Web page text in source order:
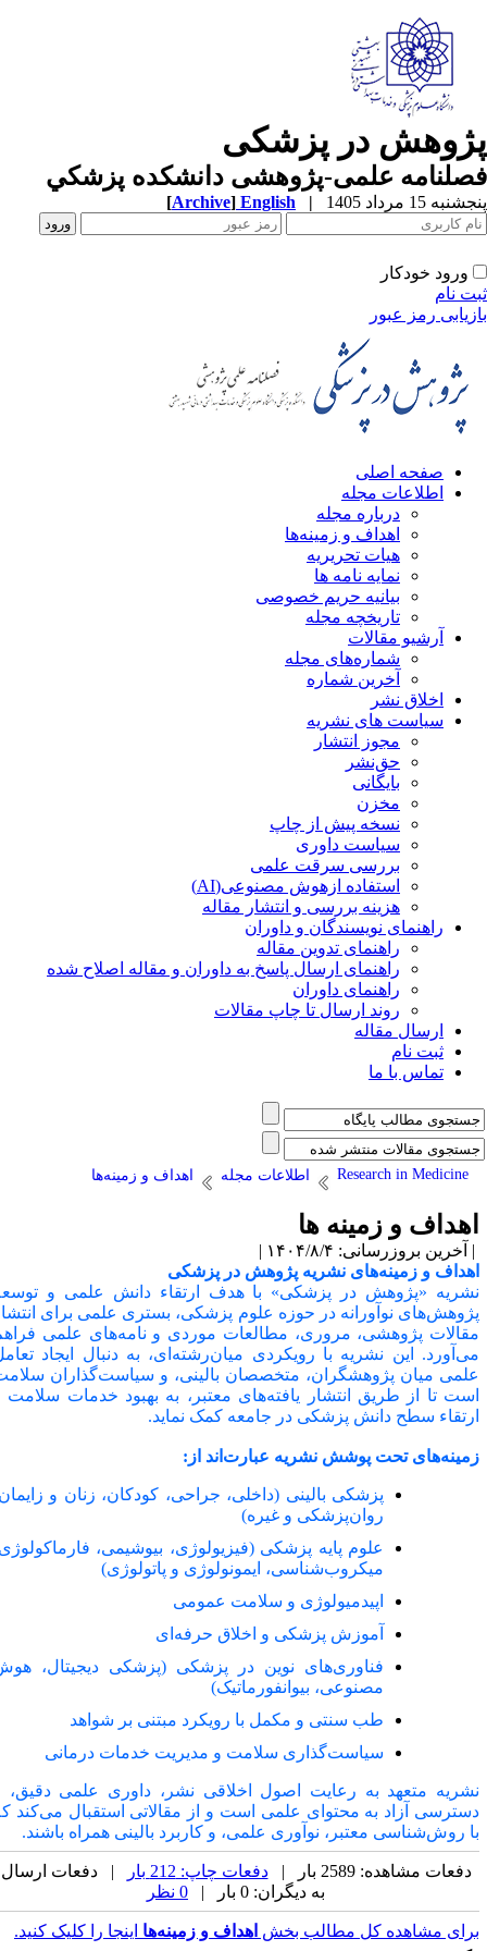
در پزشکی
علمی-پژوهشی دانشکده پزشکي
15 مرداد 1405 |
English
[Archive]
ورود خودکار
نام
رمز عبور
صفحه اصلی
اطلاعات مجله
درباره مجله
اهداف و زمینه‌ها
هیات تحریریه
نمایه نامه ها
بیانیه حریم خصوصی
تاریخچه مجله
آرشیو مقالات
شماره‌های مجله
آخرین شماره
اخلاق نشر
سیاست های نشریه
مجوز انتشار
حق‌نشر
بایگانی
مخزن
نسخه پیش از چاپ
سیاست داوری
بررسی سرقت علمی
استفاده ازهوش مصنوعی(AI)
هزینه بررسی و انتشار مقاله
راهنمای نویسندگان و داوران
راهنمای تدوین مقاله
راهنمای ارسال پاسخ به داوران و مقاله اصلاح شده
راهنمای داوران
روند ارسال تا چاپ مقالات
ارسال مقاله
ثبت نام
تماس با ما
Research in Medicine اطلاعات مجله اهداف و زمینه‌ها
و زمینه ها
بروزرسانی: ۱۴۰۴/۸/۴ |
و زمینه‌های نشریه پژوهش در پزشکی
«پژوهش در پزشکی» با هدف ارتقاء دانش علمی و توسعه
نوآورانه در حوزه علوم پزشکی، بستری علمی برای انتشار
پژوهشی، مروری، مطالعات موردی و نامه‌های علمی فراهم
این نشریه با رویکردی میان‌رشته‌ای، به دنبال ایجاد تعامل
میان پژوهشگران، متخصصان بالینی، و سیاست‌گذاران سلامت
تا از طریق انتشار یافته‌های معتبر، به بهبود خدمات سلامت و
سطح دانش پزشکی در جامعه کمک نماید.
تحت پوشش نشریه عبارت‌اند از :
پزشکی بالینی (داخلی، جراحی، کودکان، زنان و زایمان،
روان‌پزشکی و غیره (
علوم پایه پزشکی (فیزیولوژی، بیوشیمی، فارماکولوژی،
میکروب‌شناسی، ایمونولوژی و پاتولوژی (
اپیدمیولوژی و سلامت عمومی
آموزش پزشکی و اخلاق حرفه‌ای
فناوری‌های نوین در پزشکی (پزشکی دیجیتال، هوش
مصنوعی، بیوانفورماتیک(
طب سنتی و مکمل با رویکرد مبتنی بر شواهد
سیاست‌گذاری سلامت و مدیریت خدمات درمانی
متعهد به رعایت اصول اخلاقی نشر، داوری علمی دقیق، و
آزاد به محتوای علمی است و از مقالاتی استقبال می‌کند که
روش‌شناسی معتبر، نوآوری علمی، و کاربرد بالینی همراه باشند.
دفعات مشاهده: 2589 بار | دفعات چاپ: 212 بار
| دفعات ارسال
به دیگران: 0 بار |
مشاهده کل مطالب بخش اهداف و زمینه‌هااینجا را کلیک کنید.